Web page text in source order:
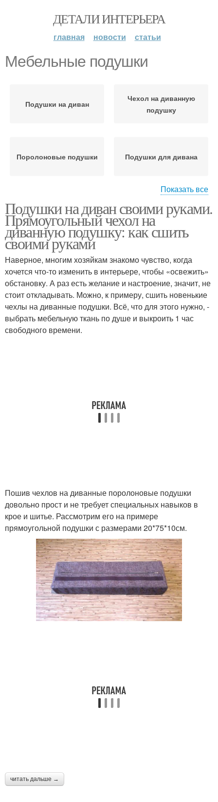
ДЕТАЛИ ИНТЕРЬЕРА
главная новости статьи
Мебельные подушки
Подушки на диван
Чехол на диванную
подушку
Поролоновые подушки Подушки для дивана
Подушки для спинки Подушка для дивана
Прикольные подушки
Подушки для садовой
мебели
Готовые подушки Диванные подушки
Показать все
Подушки на диван своими руками.
Прямоугольный чехол на
диванную подушку: как сшить
своими руками
Наверное, многим хозяйкам знакомо чувство, когда
хочется что-то изменить в интерьере, чтобы «освежить»
обстановку. А раз есть желание и настроение, значит, не
стоит откладывать. Можно, к примеру, сшить новенькие
чехлы на диванные подушки. Всё, что для этого нужно, -
выбрать мебельную ткань по душе и выкроить 1 час
свободного времени.
Пошив чехлов на диванные поролоновые подушки
довольно прост и не требует специальных навыков в
крое и шитье. Рассмотрим его на примере
прямоугольной подушки с размерами 20*75*10см.
читать дальше →